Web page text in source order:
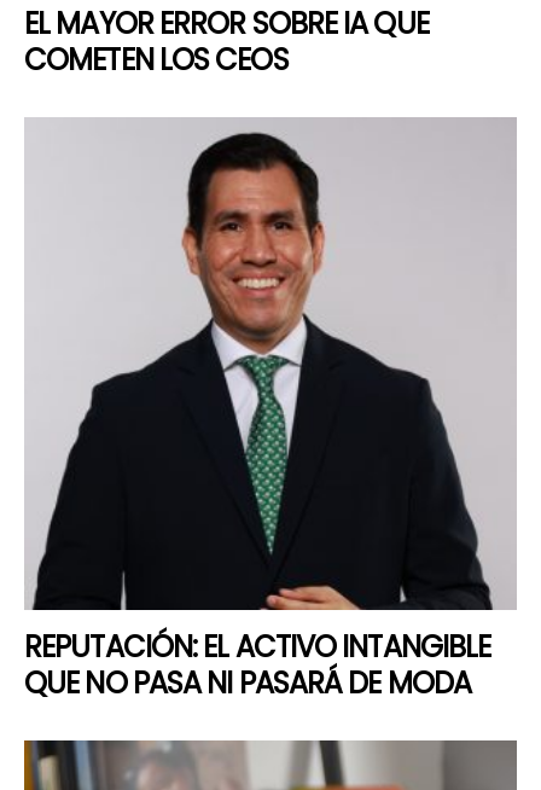
EL MAYOR ERROR SOBRE IA QUE
COMETEN LOS CEOS
REPUTACIÓN: EL ACTIVO INTANGIBLE
QUE NO PASA NI PASARÁ DE MODA